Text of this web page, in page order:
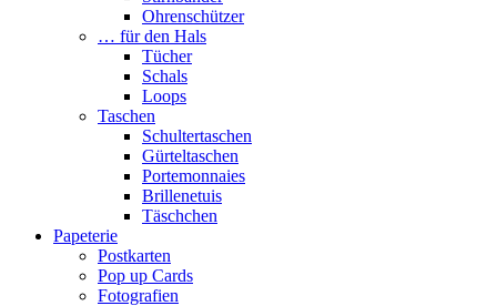
Ohrenschützer
… für den Hals
Tücher
Schals
Loops
Taschen
Schultertaschen
Gürteltaschen
Portemonnaies
Brillenetuis
Täschchen
Papeterie
Postkarten
Pop up Cards
Fotografien